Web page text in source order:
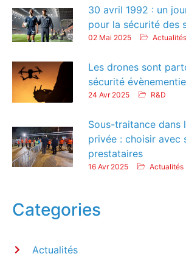
30 avril 1992 : un
pour la sécurité des
02 Mai 2025 Actualités
Les drones sont
sécurité
24 Avr 2025 R&D
Sous-traitance dans
privée : choisir avec
prestataires
16 Avr 2025 Actualités
Categories
Actualités